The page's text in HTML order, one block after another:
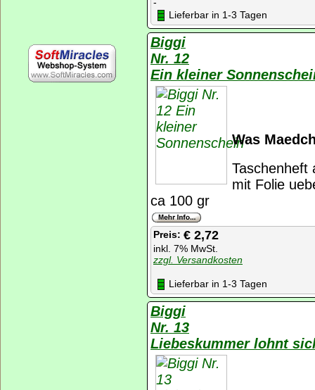
Lieferbar in 1-3 Tagen
Biggi
Nr. 12
Ein kleiner
Was
Taschenheft
mit Folie
ca 100 gr
Preis: € 2,72
inkl. 7% MwSt.
zzgl. Versandkosten
Lieferbar in 1-3 Tagen
Biggi
Nr. 13
Liebeskummer lohnt